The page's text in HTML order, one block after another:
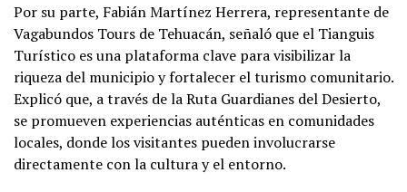
Por su parte, Fabián Martínez Herrera, representante de
Vagabundos Tours de Tehuacán, señaló que el Tianguis
Turístico es una plataforma clave para visibilizar la
riqueza del municipio y fortalecer el turismo comunitario.
Explicó que, a través de la Ruta Guardianes del Desierto,
se promueven experiencias auténticas en comunidades
locales, donde los visitantes pueden involucrarse
directamente con la cultura y el entorno.